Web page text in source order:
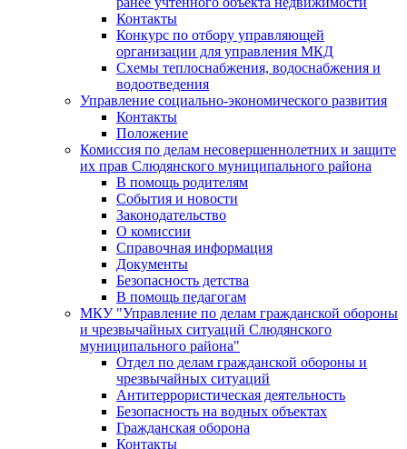
Контакты
Конкурс по отбору управляющей
организации для управления МКД
Схемы теплоснабжения, водоснабжения и
водоотведения
Управление социально-экономического развития
Контакты
Положение
Комиссия по делам несовершеннолетних и защите
их прав Слюдянского муниципального района
В помощь родителям
События и новости
Законодательство
О комиссии
Справочная информация
Документы
Безопасность детства
В помощь педагогам
МКУ "Управление по делам гражданской обороны
и чрезвычайных ситуаций Слюдянского
муниципального района"
Отдел по делам гражданской обороны и
чрезвычайных ситуаций
Антитеррористическая деятельность
Безопасность на водных объектах
Гражданская оборона
Контакты